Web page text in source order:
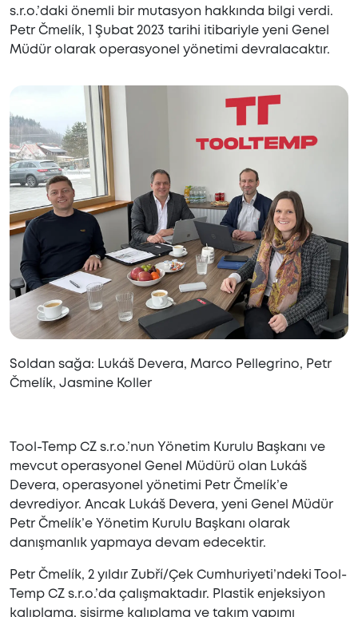
s.r.o.’daki önemli bir mutasyon hakkında bilgi verdi.
Petr Čmelík, 1 Şubat 2023 tarihi itibariyle yeni Genel
Müdür olarak operasyonel yönetimi devralacaktır.
Tool-Temp CZ s.r.o.’nun Yönetim Kurulu Başkanı ve
mevcut operasyonel Genel Müdürü olan Lukáš
Devera, operasyonel yönetimi Petr Čmelík’e
devrediyor. Ancak Lukáš Devera, yeni Genel Müdür
Petr Čmelík’e Yönetim Kurulu Başkanı olarak
danışmanlık yapmaya devam edecektir.
Petr Čmelík, 2 yıldır Zubří/Çek Cumhuriyeti’ndeki Tool-
Temp CZ s.r.o.’da çalışmaktadır. Plastik enjeksiyon
kalıplama, şişirme kalıplama ve takım yapımı
Soldan sağa: Lukáš Devera, Marco Pellegrino, Petr
Čmelík, Jasmine Koller